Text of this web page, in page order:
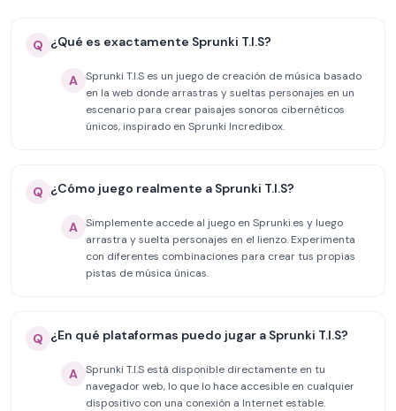
Q ¿Qué es exactamente Sprunki T.I.S?
A Sprunki T.I.S es un juego de creación de música basado
en la web donde arrastras y sueltas personajes en un
escenario para crear paisajes sonoros cibernéticos
únicos, inspirado en Sprunki Incredibox.
Q ¿Cómo juego realmente a Sprunki T.I.S?
A Simplemente accede al juego en Sprunki.es y luego
arrastra y suelta personajes en el lienzo. Experimenta
con diferentes combinaciones para crear tus propias
pistas de música únicas.
Q ¿En qué plataformas puedo jugar a Sprunki T.I.S?
A Sprunki T.I.S está disponible directamente en tu
navegador web, lo que lo hace accesible en cualquier
dispositivo con una conexión a Internet estable.